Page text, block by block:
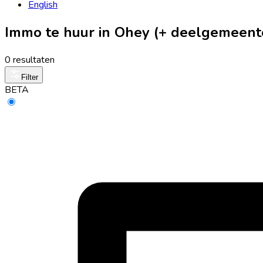
English
Immo te huur in Ohey (+
0 resultaten
Filter
BETA